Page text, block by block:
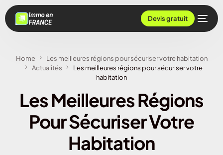
Devis gratuit
Home
Les meilleures régions pour sécuriser votre habitation
Actualités
Les meilleures régions pour sécuriser votre
habitation
Les Meilleures Régions
Pour Sécuriser Votre
Habitation